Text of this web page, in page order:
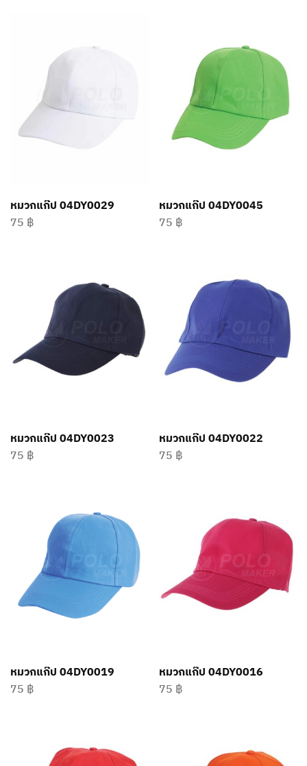
หมวกแก๊ป 04DY0029
75 ฿
หมวกแก๊ป 04DY0045
75 ฿
หมวกแก๊ป 04DY0023
75 ฿
หมวกแก๊ป 04DY0022
75 ฿
หมวกแก๊ป 04DY0019
75 ฿
หมวกแก๊ป 04DY0016
75 ฿